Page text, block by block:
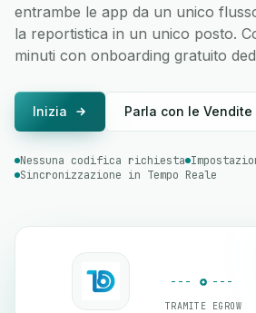
entrambe le app da un unico
la reportistica in un unico posto.
minuti con onboarding gratuito
Inizia Parla con le Vendite
Nessuna codifica richiesta
Sincronizzazione in Tempo Reale
TRAMITE EGROW